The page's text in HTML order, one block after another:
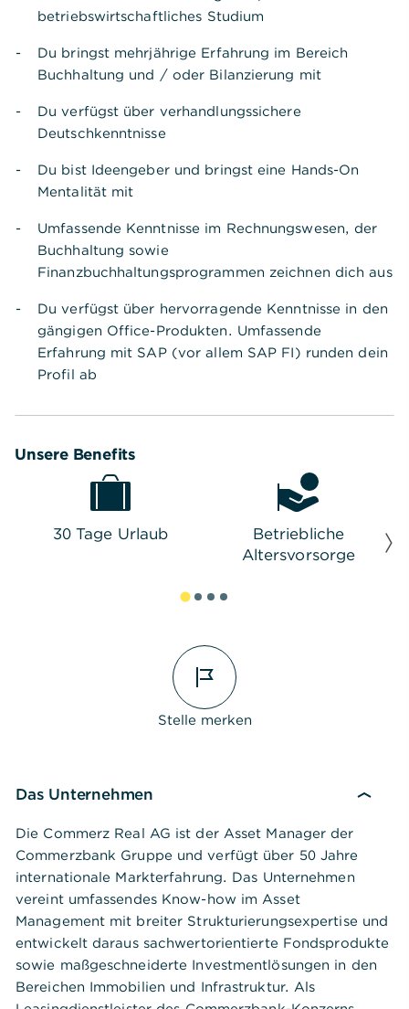
betriebswirtschaftliches Studium
Du bringst mehrjährige Erfahrung im Bereich
Buchhaltung und / oder Bilanzierung mit
Du verfügst über verhandlungssichere
Deutschkenntnisse
Du bist Ideengeber und bringst eine Hands-On
Mentalität mit
Umfassende Kenntnisse im Rechnungswesen, der
Buchhaltung sowie
Finanzbuchhaltungsprogrammen zeichnen dich aus
Du verfügst über hervorragende Kenntnisse in den
gängigen Office-Produkten. Umfassende
Erfahrung mit SAP (vor allem SAP FI) runden dein
Profil ab
Unsere Benefits
30 Tage Urlaub
Betriebliche
Altersvorsorge
Stelle merken
Das Unternehmen
Die Commerz Real AG ist der Asset Manager der
Commerzbank Gruppe und verfügt über 50 Jahre
internationale Markterfahrung. Das Unternehmen
vereint umfassendes Know-how im Asset
Management mit breiter Strukturierungsexpertise und
entwickelt daraus sachwertorientierte Fondsprodukte
sowie maßgeschneiderte Investmentlösungen in den
Bereichen Immobilien und Infrastruktur. Als